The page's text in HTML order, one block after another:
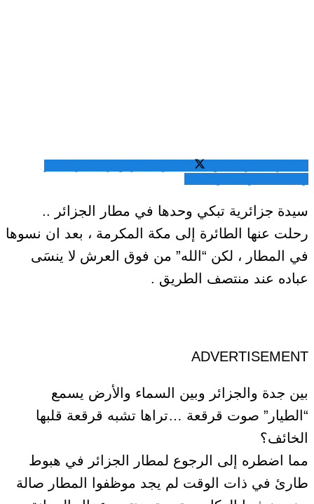
ﺳﻴﺪﺓ ﺟﺰﺍﺋﺮﻳﺔ تبكي ﻭﺣﺪﻫﺎ ﻓﻲ ﻣﻄﺎﺭ ﺍﻟﺠﺰﺍﺋﺮ ..
ﺭﺣﻠﺖ ﻋﻨﻬﺎ ﺍﻟﻄﺎﺋﺮﺓ إلى مكة المكرمة ، بعد ان ﻧﺴﻮﻫﺎ
في المطار ، ﻟﻜﻦ “الله” ﻣﻦ ﻓﻮﻕ ﺍﻟﻌﺮﺵ ﻻ ينسَى
عباده ﻋﻨﺪ ﻣﻨﺘﺼﻒ ﺍﻟﻄﺮﻳﻖ .
ADVERTISEMENT
ﺑﻴﻦ ﺟﺪﺓ ﻭﺍﻟﺠﺰﺍﺋﺮ ﻭﺑﻴﻦ ﺍﻟﺴﻤﺎﺀ ﻭﺍﻷﺭﺽ ﻳﺴﻤﻊ
“ﺍﻟﻄﻴﺎﺭ” ﺻﻮﺕ ﻗﺮﻗﻌﺔ …ﺗﺮﺍﻫﺎ ﺗﺸﺒﻪ ﻗﺮﻗﻌﺔ ﻗﻠﺒﻬﺎ
ﺍﻟﺨﺎﺋﻒ؟
ﻣﻤﺎ ﺍﺿﻄﺮﻩ ﺇﻟﻰ ﺍﻟﺮﺟﻮﻉ لمطار ﺍﻟﺠﺰﺍﺋﺮ ﻓﻲ ﻫﺒﻮﻁ
ﻃﺎﺭﺉ ﻓﻲ ﺫﺍﺕ ﺍﻟﻮﻗﺖ ﻟﻢ ﻳﺠﺪ ﻣﻮﻇﻔﻮﺍ ﺍﻟﻤﻄﺎﺭ ﺻﺎﻟﺔ